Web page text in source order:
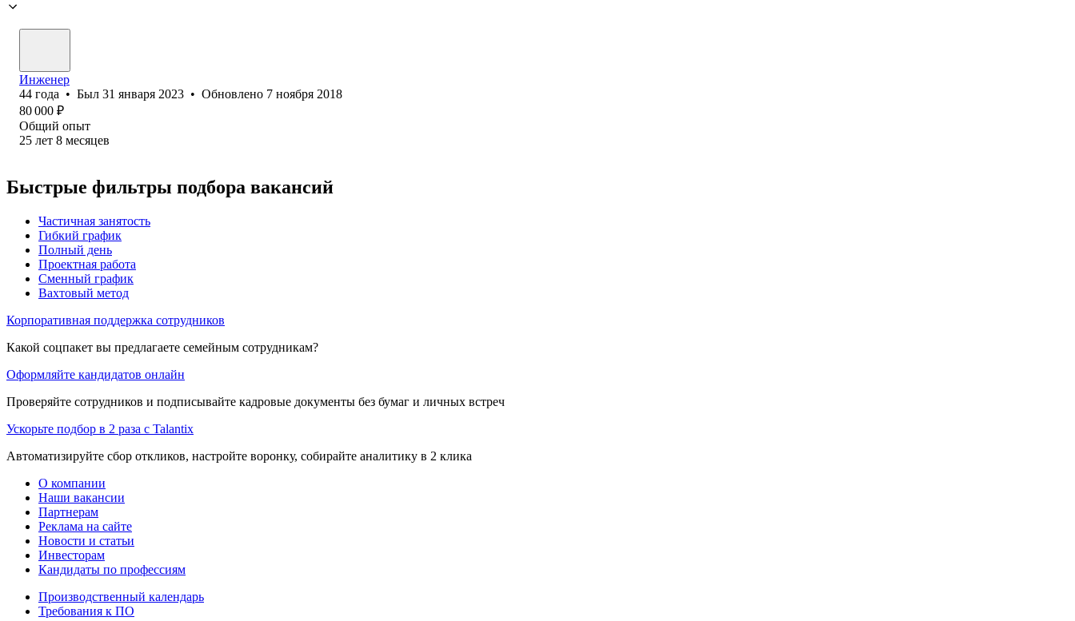
Инженер
44 года • Был 31 января 2023 • Обновлено 7 ноября 2018
80 000 ₽
Общий опыт
25 лет 8 месяцев
Быстрые фильтры подбора вакансий
Частичная занятость
Гибкий график
Полный день
Проектная работа
Сменный график
Вахтовый метод
Корпоративная поддержка сотрудников
Какой соцпакет вы предлагаете семейным сотрудникам?
Оформляйте кандидатов онлайн
Проверяйте сотрудников и подписывайте кадровые документы без бумаг и личных встреч
Ускорьте подбор в 2 раза с Talantix
Автоматизируйте сбор откликов, настройте воронку, собирайте аналитику в 2 клика
О компании
Наши вакансии
Партнерам
Реклама на сайте
Новости и статьи
Инвесторам
Кандидаты по профессиям
Производственный календарь
Требования к ПО